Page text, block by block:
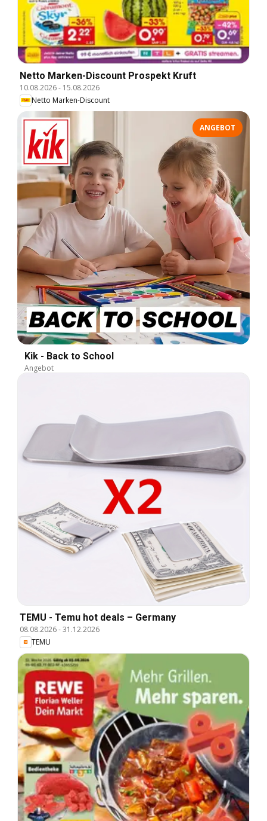
Netto Marken-Discount Prospekt Kruft
10.08.2026- 15.08.2026
Netto Marken-Discount
ANGEBOT
Kik - Back to School
Angebot
TEMU - Temu hot deals – Germany
08.08.2026-31.12.2026
TEMU